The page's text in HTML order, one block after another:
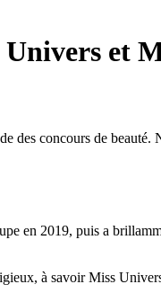
et
concours de
en 2019, puis a
à savoir Miss